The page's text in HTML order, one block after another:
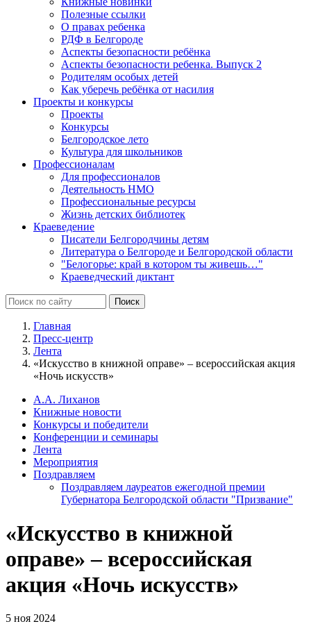
Полезные ссылки
О правах ребенка
РДФ в Белгороде
Аспекты безопасности ребёнка
Аспекты безопасности ребенка. Выпуск 2
Родителям особых детей
Как уберечь ребёнка от насилия
Проекты и конкурсы
Проекты
Конкурсы
Белгородское лето
Культура для школьников
Профессионалам
Для профессионалов
Деятельность НМО
Профессиональные ресурсы
Жизнь детских библиотек
Краеведение
Писатели Белгородчины детям
Литература о Белгороде и Белгородской области
"Белогорье: край в котором ты живешь…"
Краеведческий диктант
Главная
Пресс-центр
Лента
«Искусство в книжной оправе» – всероссийская акция
«Ночь искусств»
А.А. Лиханов
Книжные новости
Конкурсы и победители
Конференции и семинары
Лента
Мероприятия
Поздравляем
Поздравляем лауреатов ежегодной премии
Губернатора Белгородской области "Призвание"
«Искусство в книжной
оправе» – всероссийская
акция «Ночь искусств»
5 ноя 2024